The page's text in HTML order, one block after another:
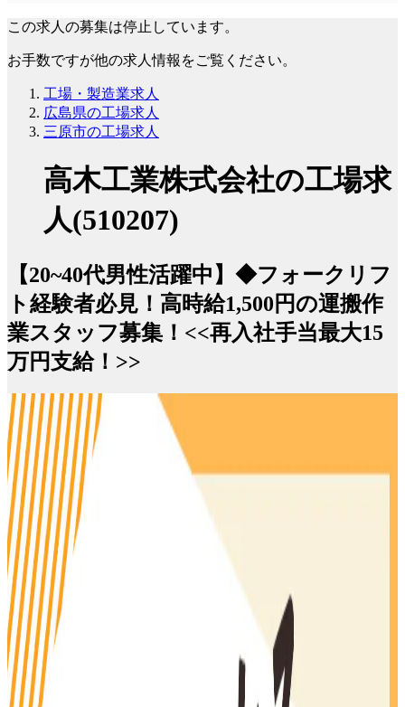
この求人の募集は停止しています。
お手数ですが他の求人情報をご覧ください。
工場・製造業求人
広島県の工場求人
三原市の工場求人
高木工業株式会社の工場求
人(510207)
【20~40代男性活躍中】◆フォークリフ
ト経験者必見！高時給1,500円の運搬作
業スタッフ募集！<<再入社手当最大15
万円支給！>>